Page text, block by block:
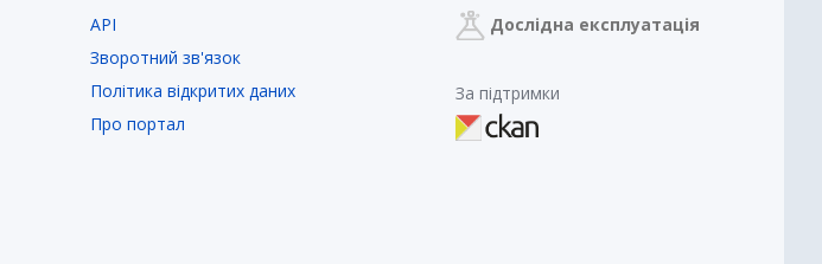
API
Зворотний зв'язок
Політика відкритих даних
Про портал
Дослідна експлуатація
За підтримки